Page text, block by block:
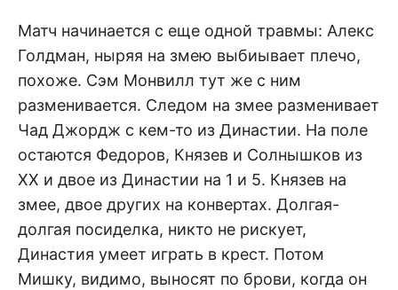
Матч начинается с еще одной травмы: Алекс
Голдман, ныряя на змею выбиывает плечо,
похоже. Сэм Монвилл тут же с ним
разменивается. Следом на змее разменивает
Чад Джордж с кем-то из Династии. На поле
остаются Федоров, Князев и Солнышков из
ХХ и двое из Династии на 1 и 5. Князев на
змее, двое других на конвертах. Долгая-
долгая посиделка, никто не рискует,
Династия умеет играть в крест. Потом
Мишку, видимо, выносят по брови, когда он